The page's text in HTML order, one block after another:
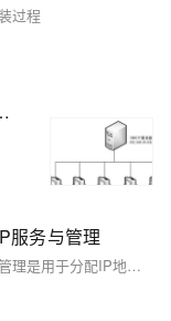
过程
管理主机地址
服务与管理
在Linux中，DHCP（动态主机配置协议）服务器管理是用于分配IP地址和其他网络配置信息给计算机和设备的服务。DHCP服务器管理在Linux中的作用是自动为计算机和设备分配IP地址和其他网络配置信息，简化网络管理并避免IP地址冲突。这使得网络设置更加方便和高效。